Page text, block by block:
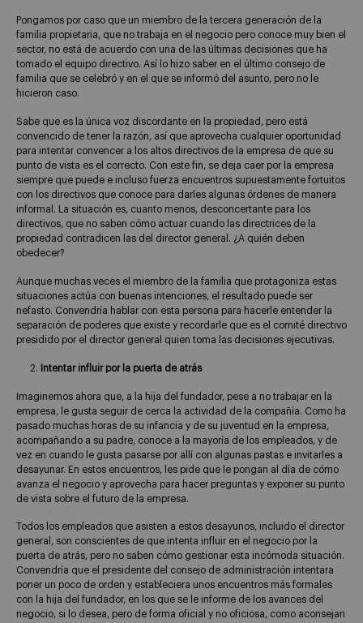
Pongamos por caso que un miembro de la tercera generación de la
familia propietaria, que no trabaja en el negocio pero conoce muy bien el
sector, no está de acuerdo con una de las últimas decisiones que ha
tomado el equipo directivo. Así lo hizo saber en el último consejo de
familia que se celebró y en el que se informó del asunto, pero no le
hicieron caso.
Sabe que es la única voz discordante en la propiedad, pero está
convencido de tener la razón, así que aprovecha cualquier oportunidad
para intentar convencer a los altos directivos de la empresa de que su
punto de vista es el correcto. Con este fin, se deja caer por la empresa
siempre que puede e incluso fuerza encuentros supuestamente fortuitos
con los directivos que conoce para darles algunas órdenes de manera
informal. La situación es, cuanto menos, desconcertante para los
directivos, que no saben cómo actuar cuando las directrices de la
propiedad contradicen las del director general. ¿A quién deben
obedecer?
Aunque muchas veces el miembro de la familia que protagoniza estas
situaciones actúa con buenas intenciones, el resultado puede ser
nefasto. Convendría hablar con esta persona para hacerle entender la
separación de poderes que existe y recordarle que es el comité directivo
presidido por el director general quien toma las decisiones ejecutivas.
Intentar influir por la puerta de atrás
Imaginemos ahora que, a la hija del fundador, pese a no trabajar en la
empresa, le gusta seguir de cerca la actividad de la compañía. Como ha
pasado muchas horas de su infancia y de su juventud en la empresa,
acompañando a su padre, conoce a la mayoría de los empleados, y de
vez en cuando le gusta pasarse por allí con algunas pastas e invitarles a
desayunar. En estos encuentros, les pide que le pongan al día de cómo
avanza el negocio y aprovecha para hacer preguntas y exponer su punto
de vista sobre el futuro de la empresa.
Todos los empleados que asisten a estos desayunos, incluido el director
general, son conscientes de que intenta influir en el negocio por la
puerta de atrás, pero no saben cómo gestionar esta incómoda situación.
Convendría que el presidente del consejo de administración intentara
poner un poco de orden y estableciera unos encuentros más formales
con la hija del fundador, en los que se le informe de los avances del
negocio, si lo desea, pero de forma oficial y no oficiosa, como aconsejan